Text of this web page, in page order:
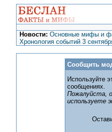
Новости: Основные мифы и
Хронология событий 3
Сообщить
Используйте
сообщениях.
Пожалуйста,
используете